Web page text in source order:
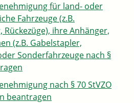
für land- oder
Fahrzeuge (z.B.
Rückezüge), ihre Anhänger,
(z.B. Gabelstapler,
Sonderfahrzeuge nach §
nach § 70 StVZO
beantragen